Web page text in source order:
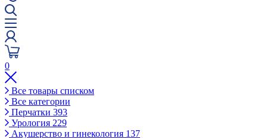
0
Все товары списком
Все категории
Перчатки 393
Урология 229
Акушерство и гинекология 137